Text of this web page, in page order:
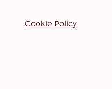
Cookie Policy